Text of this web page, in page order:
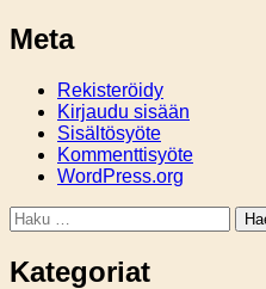
Meta
Rekisteröidy
Kirjaudu sisään
Sisältösyöte
Kommenttisyöte
WordPress.org
Haku:
Kategoriat